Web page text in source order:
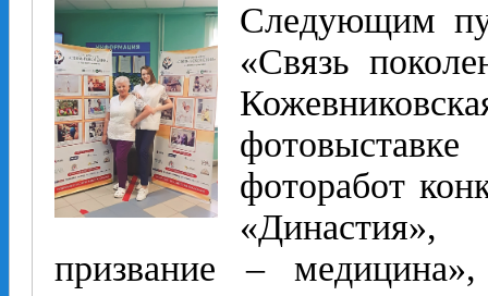
Следующим
«Связь
фоторабот
призвание –